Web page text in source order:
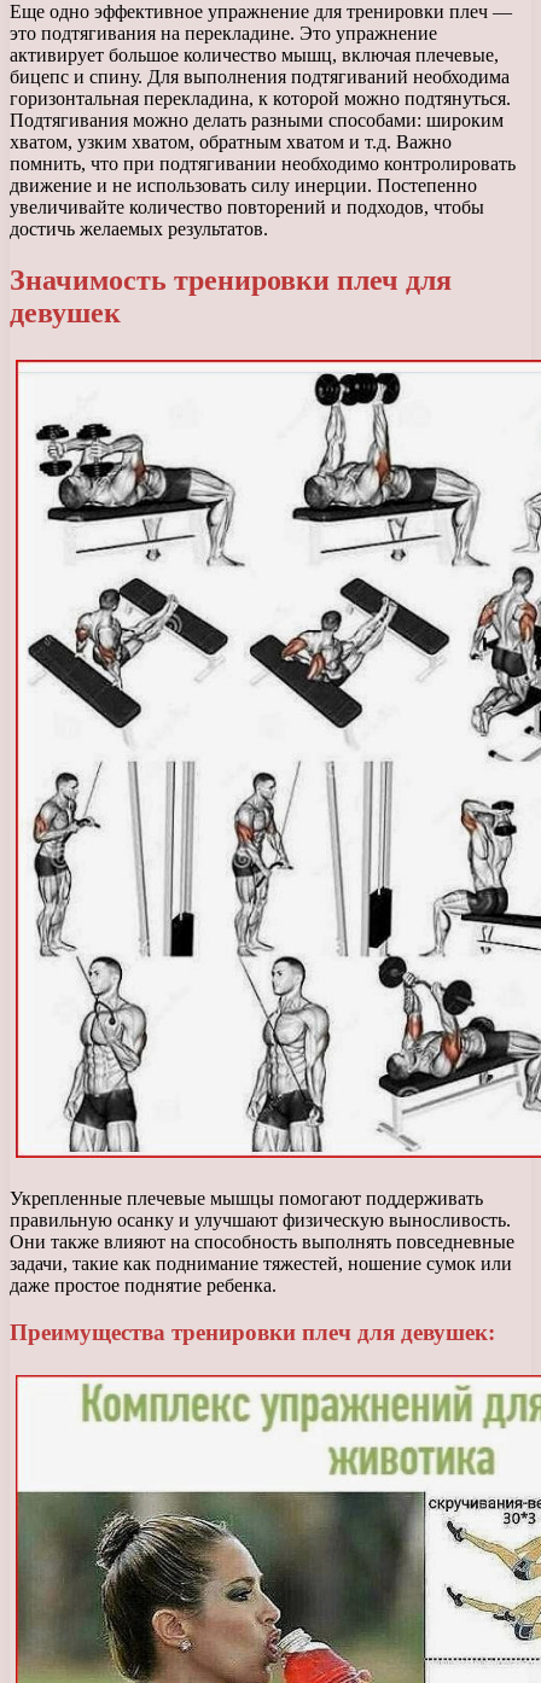
Еще одно эффективное упражнение для тренировки плеч —
это подтягивания на перекладине. Это упражнение
активирует большое количество мышц, включая плечевые,
бицепс и спину. Для выполнения подтягиваний необходима
горизонтальная перекладина, к которой можно подтянуться.
Подтягивания можно делать разными способами: широким
хватом, узким хватом, обратным хватом и т.д. Важно
помнить, что при подтягивании необходимо контролировать
движение и не использовать силу инерции. Постепенно
увеличивайте количество повторений и подходов, чтобы
достичь желаемых результатов.
Значимость тренировки плеч для
девушек
Укрепленные плечевые мышцы помогают поддерживать
правильную осанку и улучшают физическую выносливость.
Они также влияют на способность выполнять повседневные
задачи, такие как поднимание тяжестей, ношение сумок или
даже простое поднятие ребенка.
Преимущества тренировки плеч для девушек: